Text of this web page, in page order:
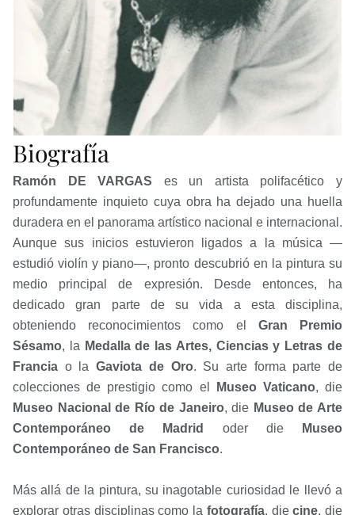
Biografía
Ramón DE VARGAS es un artista polifacético y
profundamente inquieto cuya obra ha dejado una huella
duradera en el panorama artístico nacional e internacional.
Aunque sus inicios estuvieron ligados a la música —
estudió violín y piano—, pronto descubrió en la pintura su
medio principal de expresión. Desde entonces, ha
dedicado gran parte de su vida a esta disciplina,
obteniendo reconocimientos como el Gran Premio
Sésamo, la Medalla de las Artes, Ciencias y Letras de
Francia o laGaviota de Oro. Su arte forma parte de
colecciones de prestigio como el
Museo Vaticano, die
Museo Nacional de Río de Janeiro, die Museo de Arte
Contemporáneo de Madrid
oder die
Museo
Contemporáneo de San Francisco.
Más allá de la pintura, su inagotable curiosidad le llevó a
explorar otras disciplinas como la fotografía, diecine, die